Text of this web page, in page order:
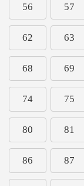
56 57
62 63
68 69
74 75
80 81
86 87